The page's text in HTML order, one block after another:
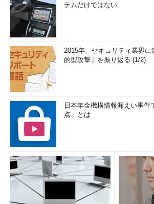
テムだけではない
2015年、セキュリティ業界
的型攻撃」を振り返る (1/2)
日本年金機構情報漏えい事件
点」とは